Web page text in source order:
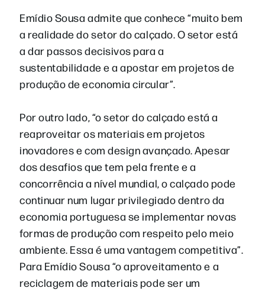
Emídio Sousa admite que conhece “muito bem
a realidade do setor do calçado. O setor está
a dar passos decisivos para a
sustentabilidade e a apostar em projetos de
produção de economia circular”.
Por outro lado, “o setor do calçado está a
reaproveitar os materiais em projetos
inovadores e com design avançado. Apesar
dos desafios que tem pela frente e a
concorrência a nível mundial, o calçado pode
continuar num lugar privilegiado dentro da
economia portuguesa se implementar novas
formas de produção com respeito pelo meio
ambiente. Essa é uma vantagem competitiva”.
Para Emídio Sousa “o aproveitamento e a
reciclagem de materiais pode ser um